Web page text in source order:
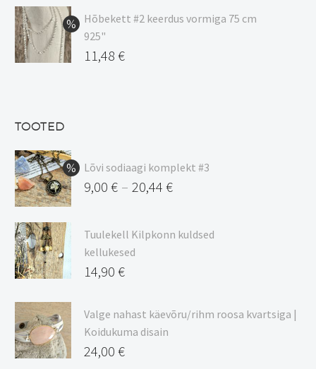
oli:
17,00 €.
hind
on:
15,00 €.
Hõbekett #2 keerdus vormiga 75 cm
925"
Algne
11,48 €
TOOTED
Lõvi sodiaagi komplekt #3
9,00 € – 20,44 €
9,00 €
kuni
20,44 €
Tuulekell Kilpkonn kuldsed
kellukesed
14,90 €
Valge nahast käevõru/rihm roosa kvartsiga |
Koidukuma disain
24,00 €